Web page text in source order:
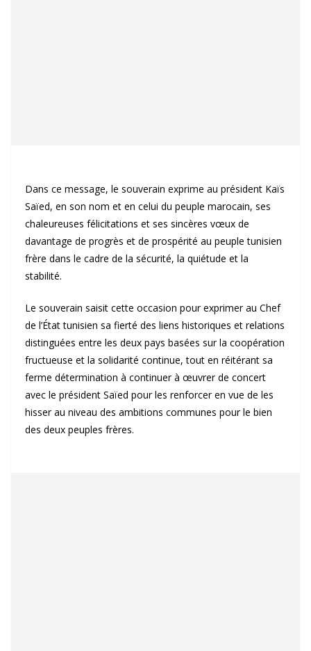
Dans ce message, le souverain exprime au président Kaïs
Saïed, en son nom et en celui du peuple marocain, ses
chaleureuses félicitations et ses sincères vœux de
davantage de progrès et de prospérité au peuple tunisien
frère dans le cadre de la sécurité, la quiétude et la
stabilité.
Le souverain saisit cette occasion pour exprimer au Chef
de l’État tunisien sa fierté des liens historiques et relations
distinguées entre les deux pays basées sur la coopération
fructueuse et la solidarité continue, tout en réitérant sa
ferme détermination à continuer à œuvrer de concert
avec le président Saïed pour les renforcer en vue de les
hisser au niveau des ambitions communes pour le bien
des deux peuples frères.